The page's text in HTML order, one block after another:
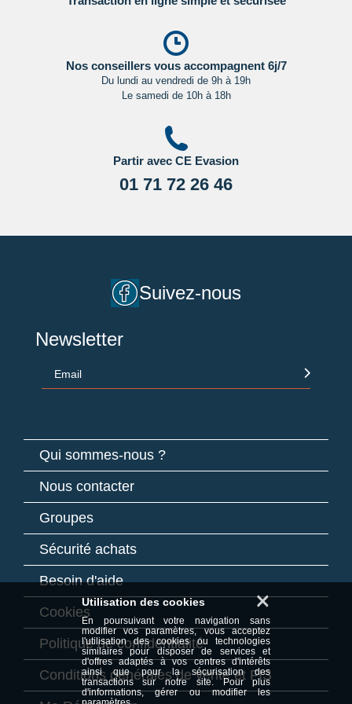
Nos conseillers vous accompagnent 6j/7
Du lundi au vendredi de 9h à 19h
Le samedi de 10h à 18h
Partir avec CE Evasion
01 71 72 26 46
Suivez-nous
Newsletter
Email
Qui sommes-nous ?
Nous contacter
Groupes
Sécurité achats
Besoin d'aide
Cookies
Politique de confidentialité
Conditions générales de vente et FIS
×
Utilisation des cookies
En poursuivant votre navigation sans
modifier vos paramètres, vous acceptez
l'utilisation des cookies ou technologies
similaires pour disposer de services et
d'offres adaptés à vos centres d'intérêts
ainsi que pour la sécurisation des
transactions sur notre site. Pour plus
d'informations, gérer ou modifier les